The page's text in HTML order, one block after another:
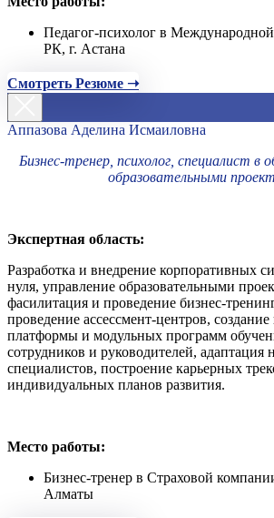
Педагог-психолог в
РК, г. Астана
Смотреть Резюме ➝
Аппазова Аделина Исмаиловна
Бизнес-тренер, психолог, специалист в
образовательными
Экспертная область:
Разработка и внедрение корпоративных
нуля, управление образовательными
фасилитация и проведение бизнес-
проведение ассессмент-центров,
платформы и модульных программ
сотрудников и руководителей, адаптация
специалистов, построение карьерных
индивидуальных планов развития.
Место работы:
Бизнес-тренер в Страховой
Алматы